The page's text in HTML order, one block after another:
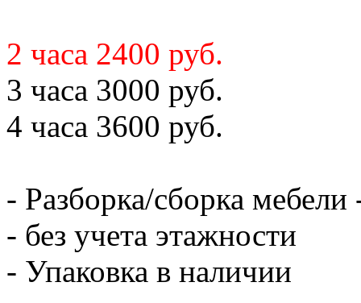
2 часа 2400 руб.
3 часа 3000 руб.
4 часа 3600 руб.
- Разборка/сборка мебели
- без учета этажности
- Упаковка в наличии